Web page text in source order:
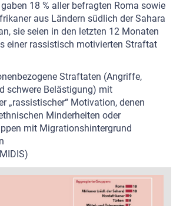
18 % aller befragten Roma sowie
aus Ländern südlich der Sahara
sie seien in den letzten 12 Monaten
einer rassistisch motivierten Straftat
Straftaten (Angriffe,
schwere Belästigung) mit
„rassistischer“ Motivation, denen
Minderheiten oder
mit Migrationshintergrund